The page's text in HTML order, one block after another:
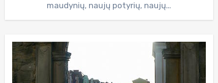
maudynių, naujų potyrių, naujų…